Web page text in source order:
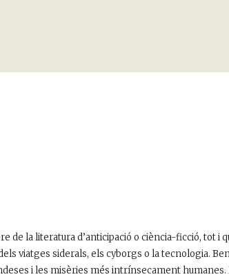
de la literatura d’anticipació o ciència-ficció, tot i
viatges siderals, els cyborgs o la tecnologia.
i les misèries més intrínsecament humanes.